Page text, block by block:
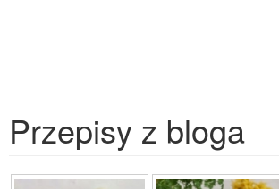
Przepisy z bloga